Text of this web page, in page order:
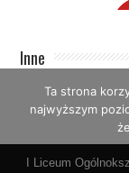
Inne
I Liceum
Ta strona
najwyższym